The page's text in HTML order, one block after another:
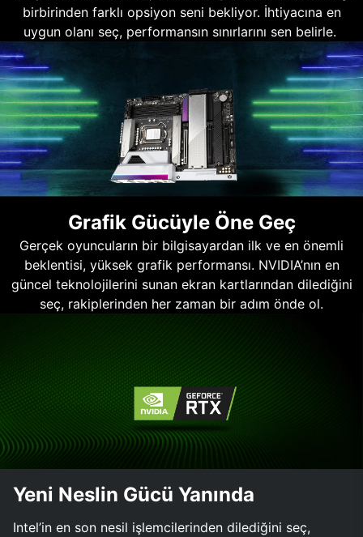
birbirinden farklı opsiyon seni bekliyor. İhtiyacına en
uygun olanı seç, performansın sınırlarını sen belirle.
Grafik Gücüyle Öne Geç
Gerçek oyuncuların bir bilgisayardan ilk ve en önemli
beklentisi, yüksek grafik performansı. NVIDIA’nın en
güncel teknolojilerini sunan ekran kartlarından dilediğini
seç, rakiplerinden her zaman bir adım önde ol.
Yeni Neslin Gücü Yanında
Intel’in en son nesil işlemcilerinden dilediğini seç,